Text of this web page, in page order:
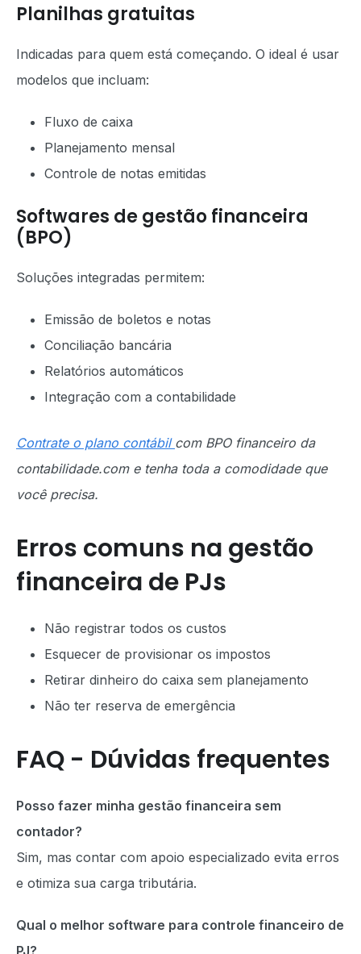
Planilhas gratuitas
Indicadas para quem está começando. O ideal é usar
modelos que incluam:
Fluxo de caixa
Planejamento mensal
Controle de notas emitidas
Softwares de gestão financeira
(BPO)
Soluções integradas permitem:
Emissão de boletos e notas
Conciliação bancária
Relatórios automáticos
Integração com a contabilidade
Contrate o plano contábil com BPO financeiro da
contabilidade.com e tenha toda a comodidade que
você precisa.
Erros comuns na gestão
financeira de PJs
Não registrar todos os custos
Esquecer de provisionar os impostos
Retirar dinheiro do caixa sem planejamento
Não ter reserva de emergência
FAQ - Dúvidas frequentes
Posso fazer minha gestão financeira sem
contador?
Sim, mas contar com apoio especializado evita erros
e otimiza sua carga tributária.
Qual o melhor software para controle financeiro de
PJ?